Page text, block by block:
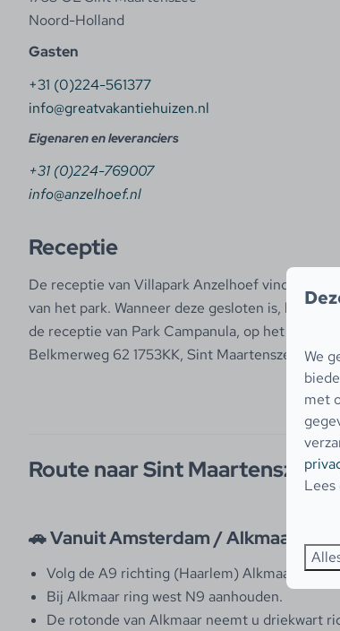
Noord-Holland
Gasten
+31 (0)224-561377
info@greatvakantiehuizen.nl
Eigenaren en leveranciers
+31 (0)224-769007
info@anzelhoef.nl
Receptie
De receptie van Villapark Anzelhoef vindt u bij de
van het park. Wanneer deze gesloten is, kunt u
de receptie van Park Campanula, op het
Belkmerweg 62 1753KK, Sint Maartenszee
Route naar Sint Maartenszee
🚗 Vanuit Amsterdam / Alkmaar
Volg de A9 richting (Haarlem) Alkmaar Den
Bij Alkmaar ring west N9 aanhouden.
De rotonde van Alkmaar neemt u driekwart
We
met
Lees